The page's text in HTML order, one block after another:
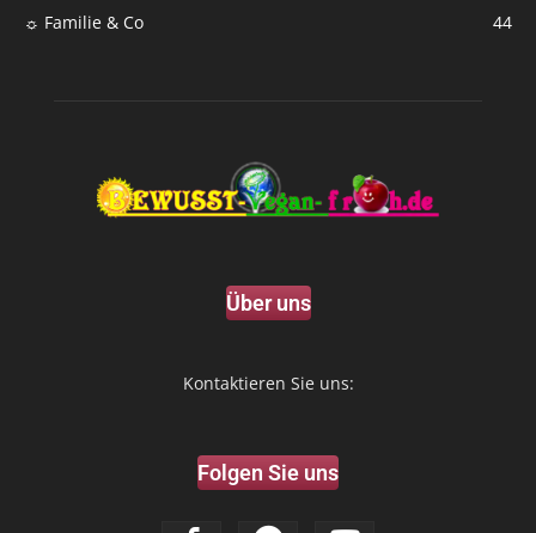
☼ Familie & Co
44
Über uns
Kontaktieren Sie uns:
Folgen Sie uns